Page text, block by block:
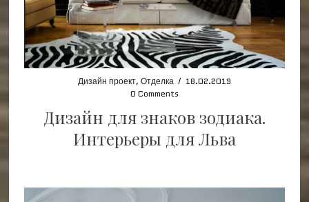
Дизайн проект, Отделка / 18.02.2019
0 Comments
Дизайн для знаков зодиака.
Интерьеры для Льва